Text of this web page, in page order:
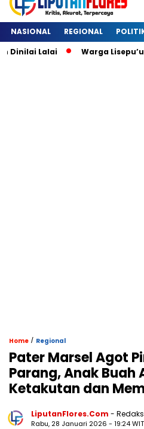
NASIONAL REGIONAL
Lalai
Warga Lisepu’u
Home / Regional
Pater Marsel Agot
Parang, Anak Buah
Ketakutan dan
LiputanFlores.Com -
Rabu, 28 Januari 2026 - 19:24